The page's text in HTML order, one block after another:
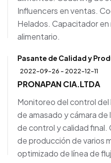
Influencers en ventas.
Helados. Capacitador
alimentario.
Pasante de Calidad y
2022-09-26 - 2022-12-11
PRONAPAN CIA.LTDA
Monitoreo del control
de amasado y cámara
de control y calidad final.
de producción de varios
optimizado de línea de